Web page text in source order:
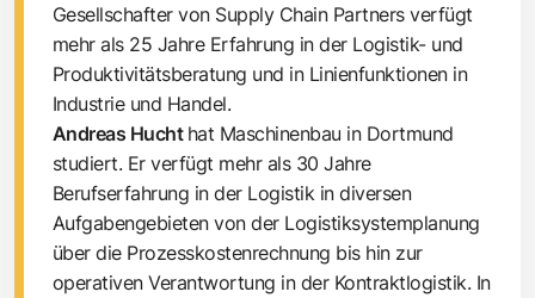
Gesellschafter von Supply Chain Partners verfügt
mehr als 25 Jahre Erfahrung in der Logistik- und
Produktivitätsberatung und in Linienfunktionen in
Industrie und Handel.
Andreas Hucht hat Maschinenbau in Dortmund
studiert. Er verfügt mehr als 30 Jahre
Berufserfahrung in der Logistik in diversen
Aufgabengebieten von der Logistiksystemplanung
über die Prozesskostenrechnung bis hin zur
operativen Verantwortung in der Kontraktlogistik. In